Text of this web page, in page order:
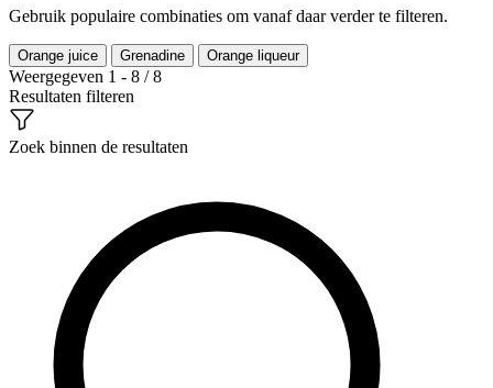
Gebruik populaire combinaties om vanaf daar verder te filteren.
Orange juice Grenadine Orange liqueur
Weergegeven 1 - 8 / 8
Resultaten filteren
Zoek binnen de resultaten